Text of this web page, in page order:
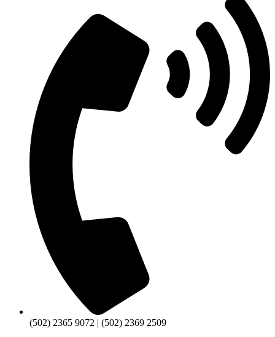
(502) 2365 9072 | (502) 2369 2509